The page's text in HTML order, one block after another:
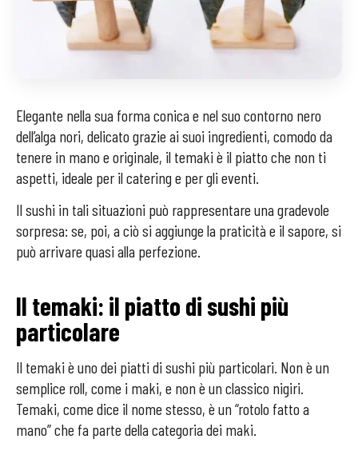
Elegante nella sua forma conica e nel suo contorno nero
dell’alga nori, delicato grazie ai suoi ingredienti, comodo da
tenere in mano e originale, il temaki è il piatto che non ti
aspetti, ideale per il catering e per gli eventi.
Il sushi in tali situazioni può rappresentare una gradevole
sorpresa: se, poi, a ciò si aggiunge la praticità e il sapore, si
può arrivare quasi alla perfezione.
Il temaki: il piatto di sushi più
particolare
Il temaki è uno dei piatti di sushi più particolari. Non è un
semplice roll, come i maki, e non è un classico nigiri.
Temaki, come dice il nome stesso, è un “rotolo fatto a
mano” che fa parte della categoria dei maki.